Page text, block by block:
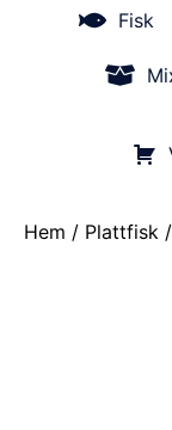
Fisk
Hem / Plattfisk